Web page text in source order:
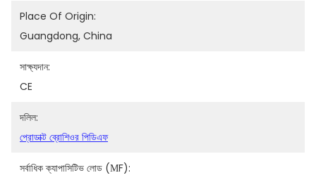
Place Of Origin:
Guangdong, China
সাক্ষ্যদান:
CE
দলিল:
প্রোডাক্ট ব্রোশিওর পিডিএফ
সর্বাধিক ক্যাপাসিটিভ লোড (μF):